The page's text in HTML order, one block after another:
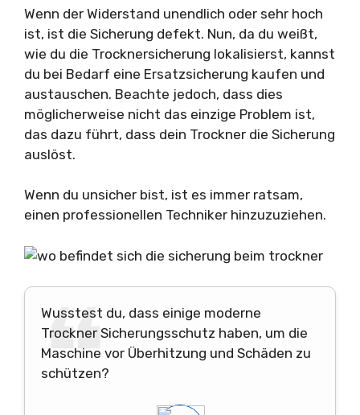
Wenn der Widerstand unendlich oder sehr hoch
ist, ist die Sicherung defekt. Nun, da du weißt,
wie du die Trocknersicherung lokalisierst, kannst
du bei Bedarf eine Ersatzsicherung kaufen und
austauschen. Beachte jedoch, dass dies
möglicherweise nicht das einzige Problem ist,
das dazu führt, dass dein Trockner die Sicherung
auslöst.
Wenn du unsicher bist, ist es immer ratsam,
einen professionellen Techniker hinzuzuziehen.
Wusstest du, dass einige moderne
Trockner Sicherungsschutz haben, um die
Maschine vor Überhitzung und Schäden zu
schützen?